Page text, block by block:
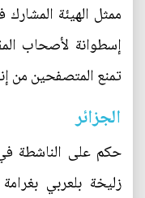
ممثل الهيئة
إسطوانة لأصحاب
تمنع المتصفحين من
الجزائر
حكم على الناشطة في
زليخة بلعربي